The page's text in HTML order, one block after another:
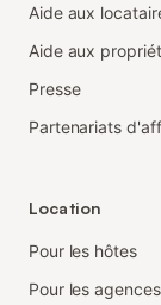
Aide aux
Aide aux
Presse
Partenariats
Location
Pour les hôtes
Pour les